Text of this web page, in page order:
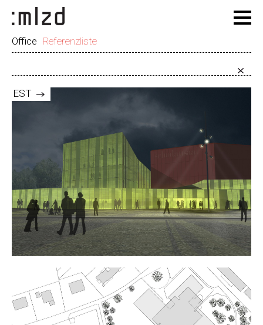
Office Referenzliste
EST